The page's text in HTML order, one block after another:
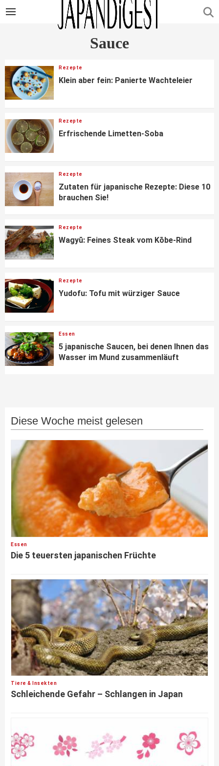
Sauce
Rezepte
Klein aber fein: Panierte Wachteleier
Rezepte
Erfrischende Limetten-Soba
Rezepte
Zutaten für japanische Rezepte: Diese 10
brauchen Sie!
Rezepte
Wagyū: Feines Steak vom Kōbe-Rind
Rezepte
Yudofu: Tofu mit würziger Sauce
Essen
5 japanische Saucen, bei denen Ihnen das
Wasser im Mund zusammenläuft
Diese Woche meist gelesen
Essen
Die 5 teuersten japanischen Früchte
Tiere & Insekten
Schleichende Gefahr – Schlangen in Japan